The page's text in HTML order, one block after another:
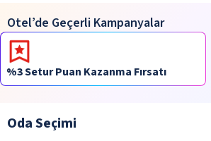
Otel’de Geçerli Kampanyalar
%3 Setur Puan Kazanma Fırsatı
Oda Seçimi